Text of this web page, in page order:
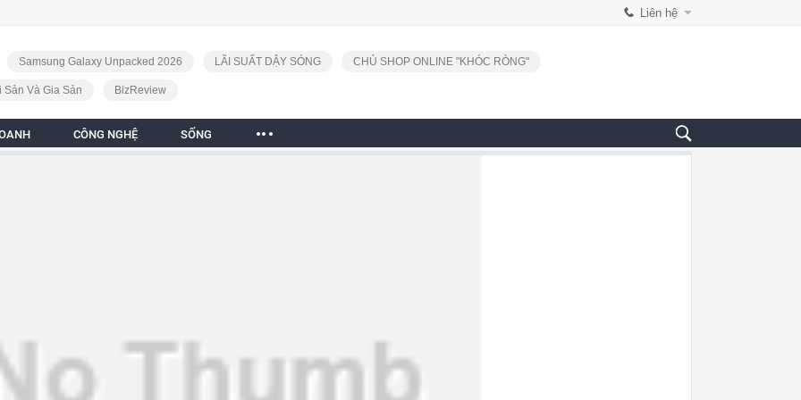
Liên hệ
Samsung Galaxy Unpacked 2026 LÃI SUẤT DẬY SÓNG CHỦ SHOP ONLINE "KHÓC RÒNG"
Sản Và Gia Sản BizReview
CÔNG NGHỆ SỐNG